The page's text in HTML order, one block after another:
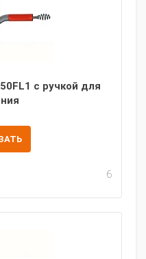
с ручкой для
6